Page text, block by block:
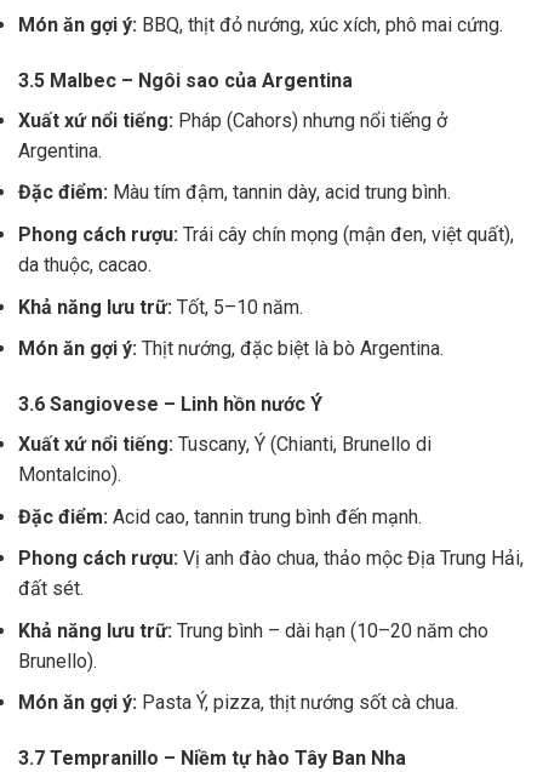
Món ăn gợi ý: BBQ, thịt đỏ nướng, xúc xích, phô mai cứng.
3.5 Malbec – Ngôi sao của Argentina
Xuất xứ nổi tiếng: Pháp (Cahors) nhưng nổi tiếng ở
Argentina.
Đặc điểm: Màu tím đậm, tannin dày, acid trung bình.
Phong cách rượu: Trái cây chín mọng (mận đen, việt quất),
da thuộc, cacao.
Khả năng lưu trữ: Tốt, 5–10 năm.
Món ăn gợi ý: Thịt nướng, đặc biệt là bò Argentina.
3.6 Sangiovese – Linh hồn nước Ý
Xuất xứ nổi tiếng: Tuscany, Ý (Chianti, Brunello di
Montalcino).
Đặc điểm: Acid cao, tannin trung bình đến mạnh.
Phong cách rượu: Vị anh đào chua, thảo mộc Địa Trung Hải,
đất sét.
Khả năng lưu trữ: Trung bình – dài hạn (10–20 năm cho
Brunello).
Món ăn gợi ý: Pasta Ý, pizza, thịt nướng sốt cà chua.
3.7 Tempranillo – Niềm tự hào Tây Ban Nha